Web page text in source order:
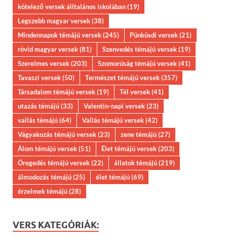
kötelező versek álltalános iskolában(19)
Legszebb magyar versek(38)
Mindennapok témájú versek(245) Pünkösdi versek(21)
rövid magyar versek(81) Szenvedés témájú versek(19)
Szerelmes versek(203) Szomorúság témájú versek(41)
Tavaszi versek(50) Természet témájú versek(357)
Társadalom témájú versek(19) Tél versek(41)
utazás témájú(33) Valentin-napi versek(23)
vallás témájú(64) Vallás témájú versek(42)
Vágyakozás témájú versek(23) zene témájú(27)
Álom témájú versek(51) Élet témájú versek(203)
Öregedés témájú versek(22) állatok témájú(219)
álmodozás témájú(25) élet témájú(69)
érzelmek témájú(28)
VERS KATEGÓRIÁK: